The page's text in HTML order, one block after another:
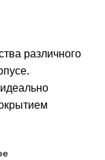
различного